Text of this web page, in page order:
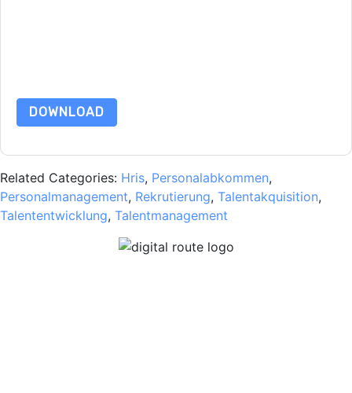
DOWNLOAD
Related Categories: Hris, Personalabkommen,
Personalmanagement, Rekrutierung, Talentakquisition,
Talententwicklung, Talentmanagement